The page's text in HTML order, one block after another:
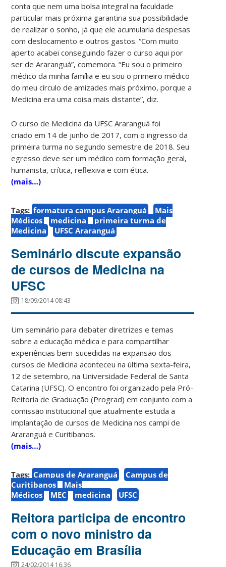
conta que nem uma bolsa integral na faculdade
particular mais próxima garantiria sua possibilidade
de realizar o sonho, já que ele acumularia despesas
com deslocamento e outros gastos. “Com muito
aperto acabei conseguindo fazer o curso aqui por
ser de Araranguá”, comemora. “Eu sou o primeiro
médico da minha família e eu sou o primeiro médico
do meu círculo de amizades mais próximo, porque a
Medicina era uma coisa mais distante”, diz.
O curso de Medicina da UFSC Araranguá foi
criado em 14 de junho de 2017, com o ingresso da
primeira turma no segundo semestre de 2018. Seu
egresso deve ser um médico com formação geral,
humanista, crítica, reflexiva e com ética.
(mais…)
Tags: formatura campus Araranguá
Mais
Médicos
medicina
primeira turma de
Medicina
UFSC Araranguá
Seminário discute expansão
de cursos de Medicina na
UFSC
18/09/2014 08:43
Um seminário para debater diretrizes e temas
sobre a educação médica e para compartilhar
experiências bem-sucedidas na expansão dos
cursos de Medicina aconteceu na última sexta-feira,
12 de setembro, na Universidade Federal de Santa
Catarina (UFSC). O encontro foi organizado pela Pró-
Reitoria de Graduação (Prograd) em conjunto com a
comissão institucional que atualmente estuda a
implantação de cursos de Medicina nos campi de
Araranguá e Curitibanos.
(mais…)
Tags: Campus de Araranguá
Campus de
Curitibanos
Mais
Médicos
MEC medicina UFSC
Reitora participa de encontro
com o novo ministro da
Educação em Brasília
24/02/2014 16:36